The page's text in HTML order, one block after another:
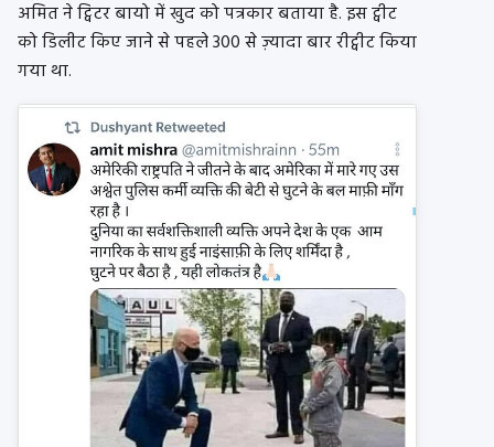
अमित ने ट्विटर बायो में खुद को पत्रकार बताया है. इस ट्वीट
को डिलीट किए जाने से पहले 300 से ज़्यादा बार रीट्वीट किया
गया था.